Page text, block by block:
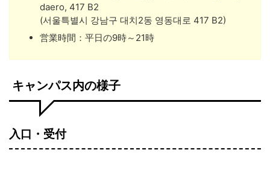
daero, 417 B2
(서울특별시 강남구 대치2동 영동대로 417 B2)
営業時間：平日の9時～21時
キャンパス内の様子
入口・受付